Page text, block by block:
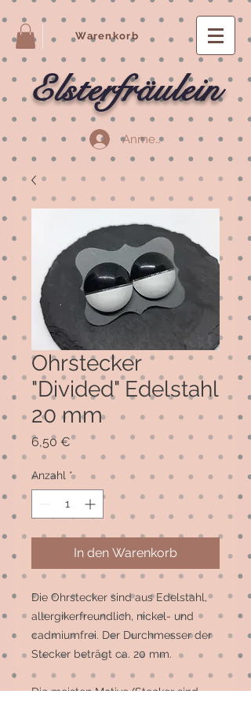
Warenkorb
Elsterfräulein
Anmelden
Ohrstecker
"Divided" Edelstahl
20 mm
6,50 €Preis
Anzahl *
In den Warenkorb
Die Ohrstecker sind aus Edelstahl,
allergikerfreundlich, nickel- und
cadmiumfrei. Der Durchmesser der
Stecker beträgt ca. 20 mm.
Die meisten Motive/Stecker sind